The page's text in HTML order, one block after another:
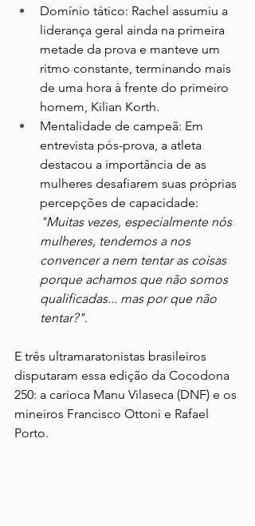
Domínio tático: Rachel assumiu a
liderança geral ainda na primeira
metade da prova e manteve um
ritmo constante, terminando mais
de uma hora à frente do primeiro
homem, Kilian Korth.
Mentalidade de campeã: Em
entrevista pós-prova, a atleta
destacou a importância de as
mulheres desafiarem suas próprias
percepções de capacidade:
"Muitas vezes, especialmente nós
mulheres, tendemos a nos
convencer a nem tentar as coisas
porque achamos que não somos
qualificadas... mas por que não
tentar?".
E três ultramaratonistas brasileiros
disputaram essa edição da Cocodona
250: a carioca Manu Vilaseca (DNF) e os
mineiros Francisco Ottoni e Rafael
Porto.